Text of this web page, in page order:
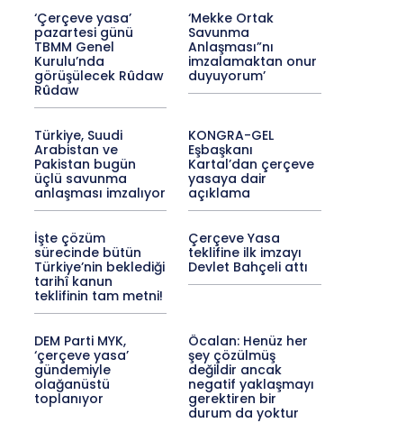
‘Çerçeve yasa’
pazartesi günü
TBMM Genel
Kurulu’nda
görüşülecek Rûdaw
Rûdaw
‘Mekke Ortak
Savunma
Anlaşması”nı
imzalamaktan onur
duyuyorum’
Türkiye, Suudi
Arabistan ve
Pakistan bugün
üçlü savunma
anlaşması imzalıyor
KONGRA-GEL
Eşbaşkanı
Kartal’dan çerçeve
yasaya dair
açıklama
İşte çözüm
sürecinde bütün
Türkiye’nin beklediği
tarihî kanun
teklifinin tam metni!
Çerçeve Yasa
teklifine ilk imzayı
Devlet Bahçeli attı
DEM Parti MYK,
‘çerçeve yasa’
gündemiyle
olağanüstü
toplanıyor
Öcalan: Henüz her
şey çözülmüş
değildir ancak
negatif yaklaşmayı
gerektiren bir
durum da yoktur